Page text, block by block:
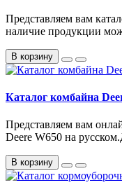
Представляем вам
наличие продукции
В корзину
Каталог комбайна
Представляем вам
Deere W650 на
В корзину